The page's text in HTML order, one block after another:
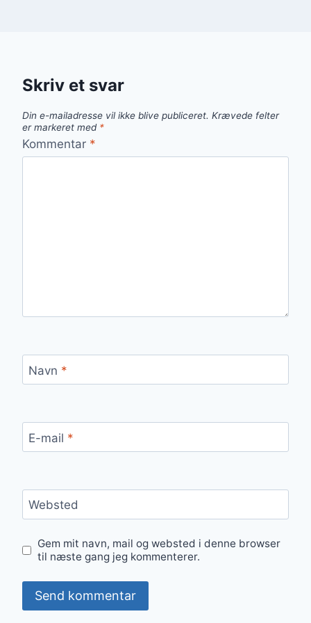
Skriv et svar
Din e-mailadresse vil ikke blive publiceret. Krævede felter
er markeret med *
Kommentar *
Navn *
E-mail *
Websted
Gem mit navn, mail og websted i denne browser
til næste gang jeg kommenterer.